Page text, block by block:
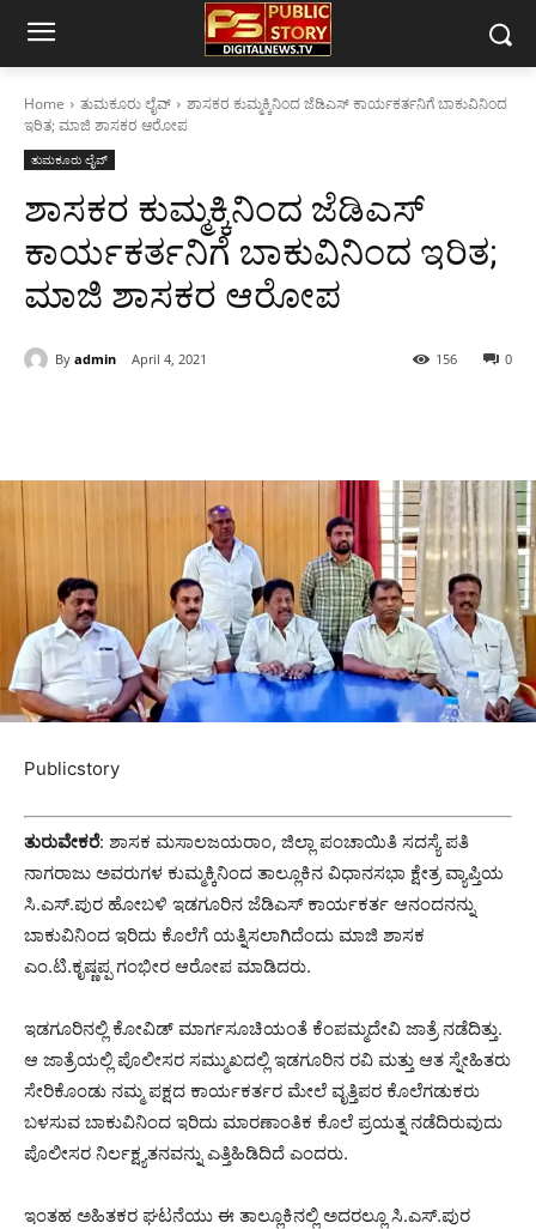
Home ತುಮಕೂರು ಲೈವ್
ಶಾಸಕರ ಕುಮ್ಮಕ್ಕಿನಿಂದ ಜೆಡಿಎಸ್ ಕಾರ್ಯಕರ್ತನಿಗೆ ಬಾಕುವಿನಿಂದ
ಇರಿತ; ಮಾಜಿ ಶಾಸಕರ ಆರೋಪ
ತುಮಕೂರು ಲೈವ್
ಶಾಸಕರ ಕುಮ್ಮಕ್ಕಿನಿಂದ ಜೆಡಿಎಸ್
ಕಾರ್ಯಕರ್ತನಿಗೆ ಬಾಕುವಿನಿಂದ ಇರಿತ;
ಮಾಜಿ ಶಾಸಕರ ಆರೋಪ
By admin April 4, 2021 0
156
Publicstory
ತುರುವೇಕರೆ: ಶಾಸಕ ಮಸಾಲಜಯರಾಂ, ಜಿಲ್ಲಾ ಪಂಚಾಯಿತಿ ಸದಸ್ಯೆ ಪತಿ
ನಾಗರಾಜು ಅವರುಗಳ ಕುಮ್ಮಕ್ಕಿನಿಂದ ತಾಲ್ಲೂಕಿನ ವಿಧಾನಸಭಾ ಕ್ಷೇತ್ರ ವ್ಯಾಪ್ತಿಯ
ಸಿ.ಎಸ್.ಪುರ ಹೋಬಳಿ ಇಡಗೂರಿನ ಜೆಡಿಎಸ್ ಕಾರ್ಯಕರ್ತ ಆನಂದನನ್ನು
ಬಾಕುವಿನಿಂದ ಇರಿದು ಕೊಲೆಗೆ ಯತ್ನಿಸಲಾಗಿದೆಂದು ಮಾಜಿ ಶಾಸಕ
ಎಂ.ಟಿ.ಕೃಷ್ಣಪ್ಪ ಗಂಭೀರ ಆರೋಪ ಮಾಡಿದರು.
ಇಡಗೂರಿನಲ್ಲಿ ಕೋವಿಡ್ ಮಾರ್ಗಸೂಚಿಯಂತೆ ಕೆಂಪಮ್ಮದೇವಿ ಜಾತ್ರೆ ನಡೆದಿತ್ತು.
ಆ ಜಾತ್ರೆಯಲ್ಲಿ ಪೊಲೀಸರ ಸಮ್ಮುಖದಲ್ಲಿ ಇಡಗೂರಿನ ರವಿ ಮತ್ತು ಆತ ಸ್ನೇಹಿತರು
ಸೇರಿಕೊಂಡು ನಮ್ಮ ಪಕ್ಷದ ಕಾರ್ಯಕರ್ತರ ಮೇಲೆ ವೃತ್ತಿಪರ ಕೊಲೆಗಡುಕರು
ಬಳಸುವ ಬಾಕುವಿನಿಂದ ಇರಿದು ಮಾರಣಾಂತಿಕ ಕೊಲೆ ಪ್ರಯತ್ನ ನಡೆದಿರುವುದು
ಪೊಲೀಸರ ನಿರ್ಲಕ್ಷ್ಯತನವನ್ನು ಎತ್ತಿಹಿಡಿದಿದೆ ಎಂದರು.
ಇಂತಹ ಅಹಿತಕರ ಘಟನೆಯು ಈ ತಾಲ್ಲೂಕಿನಲ್ಲಿ ಅದರಲ್ಲೂ ಸಿ.ಎಸ್.ಪುರ